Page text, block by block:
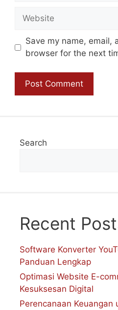
Website
Save my name, email,
browser for the next
Search
Recent
Software Konverter
Panduan Lengkap
Optimasi Website E-
Kesuksesan Digital
Perencanaan Keuangan